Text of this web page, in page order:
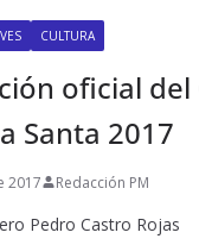
CULTURA
oficial del
Santa 2017
2017 Redacción PM
Pedro Castro Rojas